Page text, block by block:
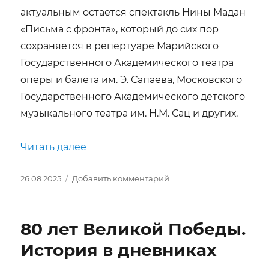
актуальным остается спектакль Нины Мадан
«Письма с фронта», который до сих пор
сохраняется в репертуаре Марийского
Государственного Академического театра
оперы и балета им. Э. Сапаева, Московского
Государственного Академического детского
музыкального театра им. Н.М. Сац и других.
Читать далее
Опубликовано
26.08.2025 Добавить комментарий
рамок
—
80 лет Великой Победы.
История в дневниках